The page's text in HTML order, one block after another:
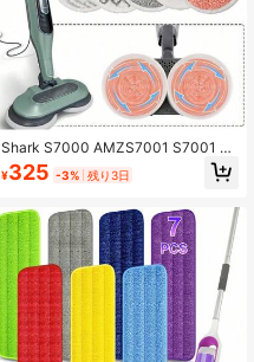
Shark S7000 AMZS7001 S7001 T
GTS7000 スチームモップ用交換モ
ップパッド、丸型回転モップクロ
プ交換ヘッド、マイクロファイバー
丸型モップクロス、乾湿両用、洗濯
可能汚れ防止、クリーンとダーティ
の分離、水分離モップクロスアクセ
サリー、マイクロファイバー吸水モ
ップヘッド、掃除用品アクセサリ
ー、掃除ツール交換部品、クリーン
とダーティの分離、丸型モップ交換
ヘッド、掃除分離モップクロス交換
¥325 -3% 残り3日